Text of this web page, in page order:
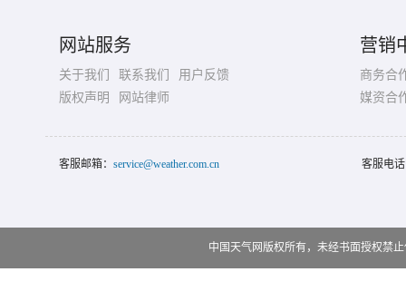
网站服务
关于我们 联系我们
用户反馈
版权声明
网站律师
营销
商务合
媒资合
客服邮箱： service@weather.com.cn 客服电
中国天气网版权所有，未经书面授权